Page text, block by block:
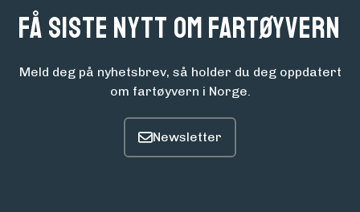
Få siste nytt om fartøyvern
Meld deg på nyhetsbrev, så holder du deg oppdatert
om fartøyvern i Norge.